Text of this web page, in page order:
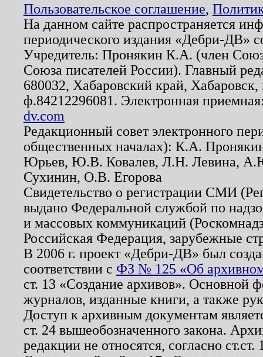
Пользовательское соглашение,
На данном сайте распространяется
периодического издания «Дебри-ДВ»
Учредитель: Пронякин К.А. (член
Союза писателей России). Главный
680032, Хабаровский край,
ф.84212296081. Электронная
dv.com
Редакционный совет электронного
общественных началах): К.А.
Юрьев, Ю.В. Ковалев, Л.Н. Левина,
Сухинин, О.В. Егорова
Свидетельство о регистрации СМИ
выдано Федеральной службой по
и массовых коммуникаций
Российская Федерация, зарубежные
В 2006 г. проект «Дебри-ДВ» был
соответствии с ФЗ № 125 «Об
ст. 13 «Создание архивов». Основной
журналов, изданные книги, а также
Доступ к архивным документам
ст. 24 вышеобозначенного закона.
редакции не относятся, согласно